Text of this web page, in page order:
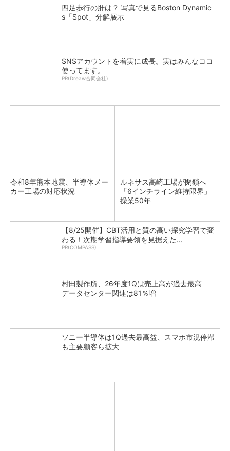
四足歩行の肝は？ 写真で見るBoston Dynamic
s「Spot」分解展示
SNSアカウントを着実に成長。実はみんなココ
使ってます。
PR(Dreaw合同会社)
令和8年熊本地震、半導体メー
カー工場の対応状況
ルネサス高崎工場が閉鎖へ
「6インチライン維持限界」
操業50年
【8/25開催】CBT活用と質の高い探究学習で変
わる！次期学習指導要領を見据えた...
PR(COMPASS)
村田製作所、26年度1Qは売上高が過去最高
データセンター関連は81％増
ソニー半導体は1Q過去最高益、スマホ市況停滞
も主要顧客ら拡大